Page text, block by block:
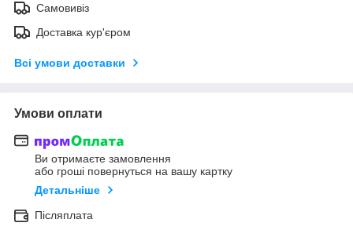
Самовивіз
Доставка кур'єром
Всі умови доставки
Умови оплати
Ви отримаєте замовлення
або гроші повернуться на вашу картку
Детальніше
Післяплата